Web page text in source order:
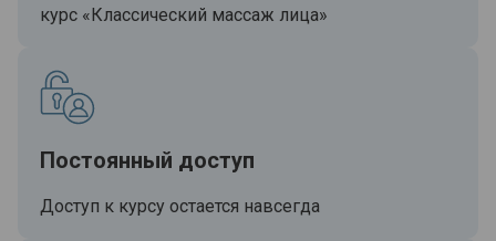
курс «Классический массаж лица»
Постоянный доступ
Доступ к курсу остается навсегда